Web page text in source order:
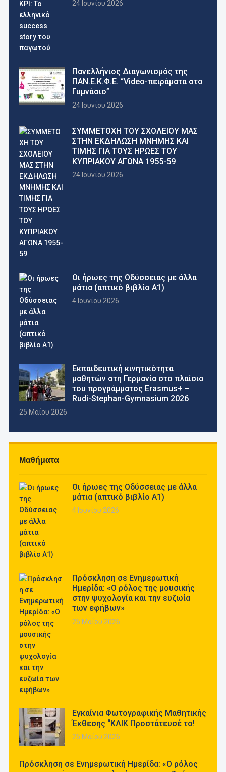
24 Ιουνίου 2026
Πανελλήνιος Διαγωνισμός της
ΠΑΝ.Ε.Κ.Φ.Ε. “Video-πειράματα στο
Γυμνάσιο”
24 Ιουνίου 2026
ΣΥΜΜΕΤΟΧΗ ΤΟΥ ΣΧΟΛΕΙΟΥ ΜΑΣ
ΣΤΗΝ ΕΚΔΗΛΩΣΗ ΜΝΗΜΗΣ ΚΑΙ
ΤΙΜΗΣ ΓΙΑ ΤΟΥΣ ΗΡΩΕΣ ΤΟΥ
ΚΥΠΡΙΑΚΟΥ ΑΓΩΝΑ 1955-59
24 Ιουνίου 2026
Οι ήρωες της Οδύσσειας με άλλα
μάτια (απτικό βιβλίο Α1)
4 Ιουνίου 2026
Εκπαιδευτική κινητικότητα
μαθητών στη Γερμανία στο πλαίσιο
του προγράμματος Erasmus+ –
Rudi-Stephan-Gymnasium 2026
25 Μαΐου 2026
Μαθήματα
Οι ήρωες της Οδύσσειας με άλλα
μάτια (απτικό βιβλίο Α1)
4 Ιουνίου 2026
Πρόσκληση σε Ενημερωτική
Ημερίδα: «Ο ρόλος της μουσικής
στην ψυχολογία και την ευζωία
των εφήβων»
25 Μαΐου 2026
Εγκαίνια Φωτογραφικής Μαθητικής
Έκθεσης “ΚΛΙΚ Προστάτευσέ το!
25 Μαΐου 2026
Πρόσκληση σε Ενημερωτική Ημερίδα: «Ο ρόλος